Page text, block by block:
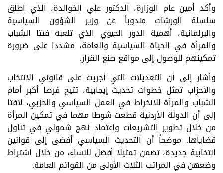
وأكد أمين عام الوزارة، الدكتور علي الخوالدة، الذي اطلق
سلسلة الورشات مندوباً عن وزير الشؤون السياسية
والبرلمانية، أهمية الدور الحيوي الذي تلعبه فئتا الشباب
والمرأة في الحياة السياسية والعامة، مشددا على ضرورة
تمكينهم للوصول إلى مواقع صنع القرار.
وأشار إلى أن التعديلات التي أجريت على قانوني الانتخاب
والأحزاب تمثل خطوات تحديث إيجابية، تتيح فرصا أكبر أمام
الشباب والمرأة للانخراط في العمل السياسي والحزبي، لافتا
إلى أن الدولة الأردنية قطعت شوطا مهما في تمكين المرأة
من خلال تطوير التشريعات واعتماد نهج شمولي في تناول
قضاياها. موضحاً أن التحديث السياسي أفضى إلى قوانين
انتخابية جديدة، تضمن تمثيلا أفضل للنساء، من خلال اشتراط
وضعهن في المراتب الثلاث الأولى من القوائم العامة.